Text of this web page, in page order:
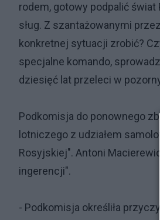
rodem, gotowy podpalić świat
sług. Z szantażowanymi
konkretnej sytuacji zrobić?
specjalne komando,
dziesięć lat przeleci w
Podkomisja do ponownego
lotniczego z udziałem
Rosyjskiej". Antoni
ingerencji".
- Podkomisja określiła